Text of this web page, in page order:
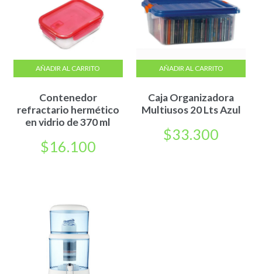
Contenedor
refractario hermético
en vidrio de 370 ml
$16.100
AÑADIR AL CARRITO
Caja Organizadora
Multiusos 20 Lts Azul
$33.300
AÑADIR AL CARRITO